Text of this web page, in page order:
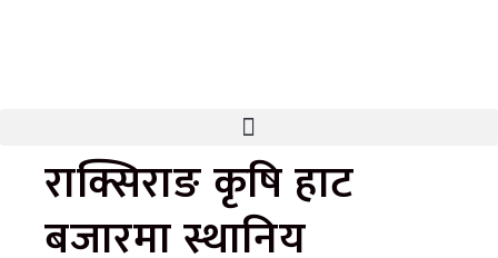
राक्सिराङ कृषि हाट
बजारमा स्थानिय